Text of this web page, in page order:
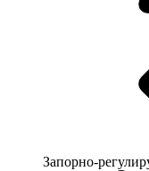
Запорно-